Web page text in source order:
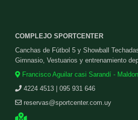
COMPLEJO SPORTCENTER
Canchas de Fútbol 5 y Showball
Gimnasio, Vestuarios y entrenamiento
Francisco Aguilar casi Sarandí -
4224 4513 | 095 931 646
reservas@sportcenter.com.uy